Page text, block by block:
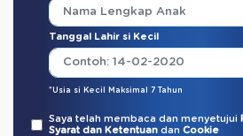
Tanggal Lahir si Kecil
*Usia si Kecil Maksimal 7 Tahun
Saya telah membaca dan menyetujui
Syarat dan Ketentuan dan Cookie